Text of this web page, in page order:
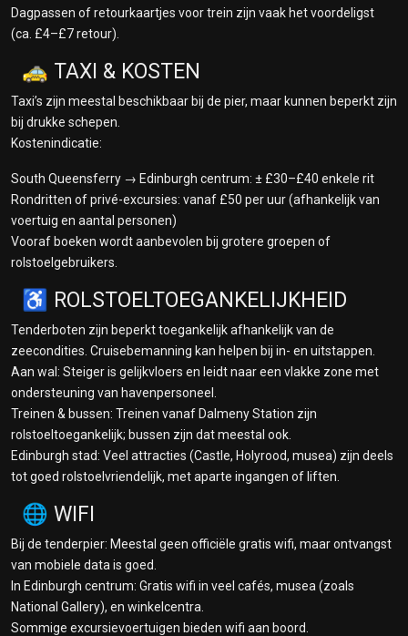
Dagpassen of retourkaartjes voor trein zijn vaak het voordeligst
(ca. £4–£7 retour).
🚕 TAXI & KOSTEN
Taxi’s zijn meestal beschikbaar bij de pier, maar kunnen beperkt zijn
bij drukke schepen.
Kostenindicatie:
South Queensferry → Edinburgh centrum: ± £30–£40 enkele rit
Rondritten of privé-excursies: vanaf £50 per uur (afhankelijk van
voertuig en aantal personen)
Vooraf boeken wordt aanbevolen bij grotere groepen of
rolstoelgebruikers.
♿ ROLSTOELTOEGANKELIJKHEID
Tenderboten zijn beperkt toegankelijk afhankelijk van de
zeecondities. Cruisebemanning kan helpen bij in- en uitstappen.
Aan wal: Steiger is gelijkvloers en leidt naar een vlakke zone met
ondersteuning van havenpersoneel.
Treinen & bussen: Treinen vanaf Dalmeny Station zijn
rolstoeltoegankelijk; bussen zijn dat meestal ook.
Edinburgh stad: Veel attracties (Castle, Holyrood, musea) zijn deels
tot goed rolstoelvriendelijk, met aparte ingangen of liften.
🌐 WIFI
Bij de tenderpier: Meestal geen officiële gratis wifi, maar ontvangst
van mobiele data is goed.
In Edinburgh centrum: Gratis wifi in veel cafés, musea (zoals
National Gallery), en winkelcentra.
Sommige excursievoertuigen bieden wifi aan boord.